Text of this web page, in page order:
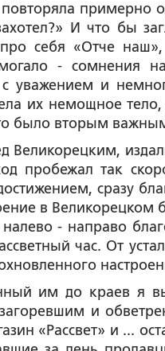
примерно
И что бы
себя «Отче
- сомнения
уважением и
их немощное
было вторым
Великорецким,
пробежал так
сразу
в Великорецком
- направо
час. От
им до краев я
загоревшим и
«Рассвет» и ...